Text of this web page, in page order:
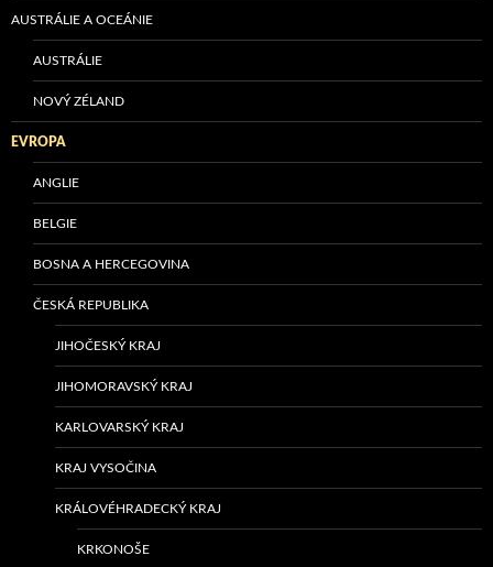
AUSTRÁLIE A OCEÁNIE
AUSTRÁLIE
NOVÝ ZÉLAND
EVROPA
ANGLIE
BELGIE
BOSNA A HERCEGOVINA
ČESKÁ REPUBLIKA
JIHOČESKÝ KRAJ
JIHOMORAVSKÝ KRAJ
KARLOVARSKÝ KRAJ
KRAJ VYSOČINA
KRÁLOVÉHRADECKÝ KRAJ
KRKONOŠE